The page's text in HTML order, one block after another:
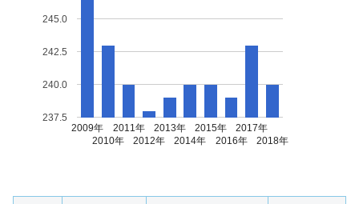
2009年
2010年
2011年
2012年
2013年
2014年
2015年
2016年
2017年
2018年
237.5
240.0
242.5
245.0